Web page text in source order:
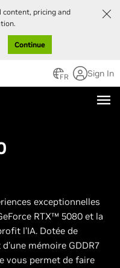
content, pricing and
Continue
FR Sign In
exceptionnelles
RTX™ 5080 et la
l’IA. Dotée de
mémoire GDDR7
vous permet de faire